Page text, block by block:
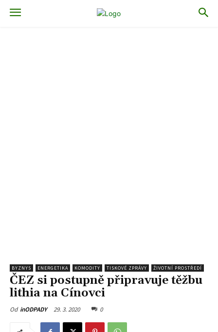
BYZNYS ENERGETIKA KOMODITY TISKOVÉ ZPRÁVY ŽIVOTNÍ PROSTŘEDÍ
ČEZ si postupně připravuje těžbu
lithia na Cínovci
Od inODPADY 29. 3. 2020 0